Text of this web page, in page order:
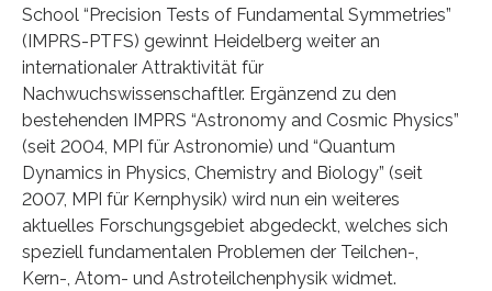
School “Precision Tests of Fundamental Symmetries”
(IMPRS-PTFS) gewinnt Heidelberg weiter an
internationaler Attraktivität für
Nachwuchswissenschaftler. Ergänzend zu den
bestehenden IMPRS “Astronomy and Cosmic Physics”
(seit 2004, MPI für Astronomie) und “Quantum
Dynamics in Physics, Chemistry and Biology” (seit
2007, MPI für Kernphysik) wird nun ein weiteres
aktuelles Forschungsgebiet abgedeckt, welches sich
speziell fundamentalen Problemen der Teilchen-,
Kern-, Atom- und Astroteilchenphysik widmet.